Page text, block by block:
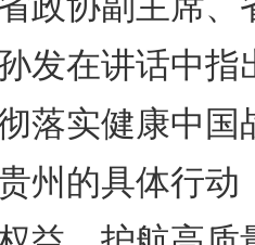
发在讲话中指
落实健康中国
州的具体行动